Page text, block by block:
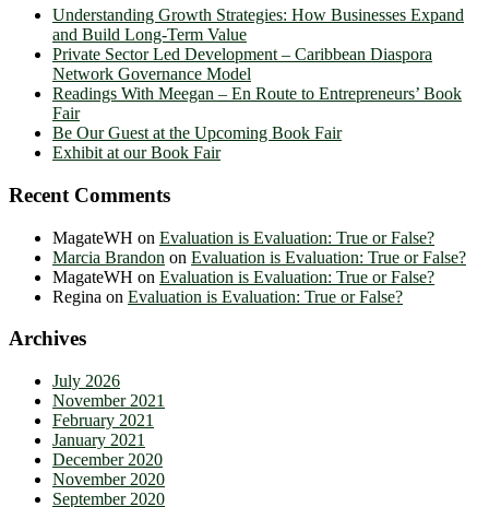
Understanding Growth Strategies: How Businesses Expand
and Build Long-Term Value
Private Sector Led Development – Caribbean Diaspora
Network Governance Model
Readings With Meegan – En Route to Entrepreneurs’ Book
Fair
Be Our Guest at the Upcoming Book Fair
Exhibit at our Book Fair
Recent Comments
MagateWH on Evaluation is Evaluation: True or False?
Marcia Brandon on Evaluation is Evaluation: True or False?
MagateWH on Evaluation is Evaluation: True or False?
Regina on Evaluation is Evaluation: True or False?
Archives
July 2026
November 2021
February 2021
January 2021
December 2020
November 2020
September 2020